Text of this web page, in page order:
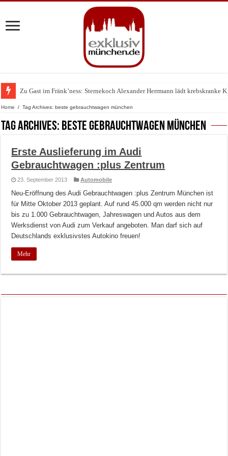
Zu Gast im Fränk’ness: Sternekoch Alexander Herrmann lädt krebskranke
Warum München gerade zum Treffpunkt der Lingerie-Branche wurde
Home / Tag Archives: beste gebrauchtwagen münchen
Tag Archives: beste gebrauchtwagen münchen
Erste Auslieferung im Audi
Gebrauchtwagen :plus Zentrum
23. September 2013 Automobile
Neu-Eröffnung des Audi Gebrauchtwagen :plus Zentrum München ist
für Mitte Oktober 2013 geplant. Auf rund 45.000 qm werden nicht nur
bis zu 1.000 Gebrauchtwagen, Jahreswagen und Autos aus dem
Werksdienst von Audi zum Verkauf angeboten. Man darf sich auf
Deutschlands exklusivstes Autokino freuen!
Mehr